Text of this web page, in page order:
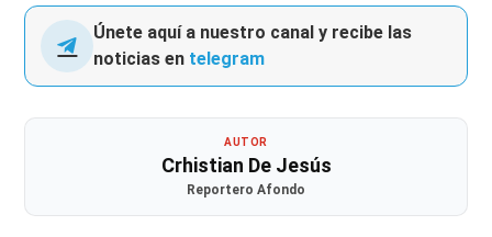
Únete aquí a nuestro canal y recibe las
noticias en telegram
AUTOR
Crhistian De Jesús
Reportero Afondo